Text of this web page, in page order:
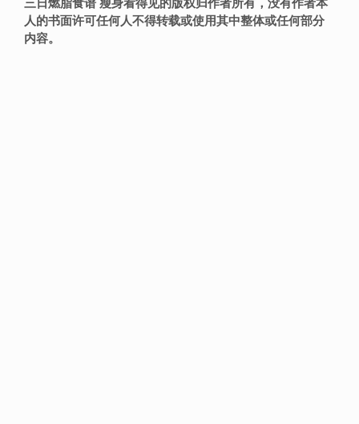
三日燃脂食谱 瘦身看得见的版权归作者所有，没有作者本
人的书面许可任何人不得转载或使用其中整体或任何部分
内容。